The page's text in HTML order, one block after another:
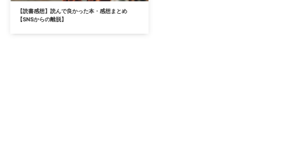
【読書感想】読んで良かった本・感想まとめ
【SNSからの離脱】